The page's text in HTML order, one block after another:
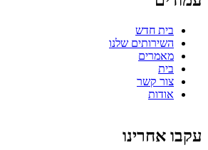
בית חדש
השירותים שלנו
מאמרים
בית
צור קשר
אודות
עקבו אחרינו